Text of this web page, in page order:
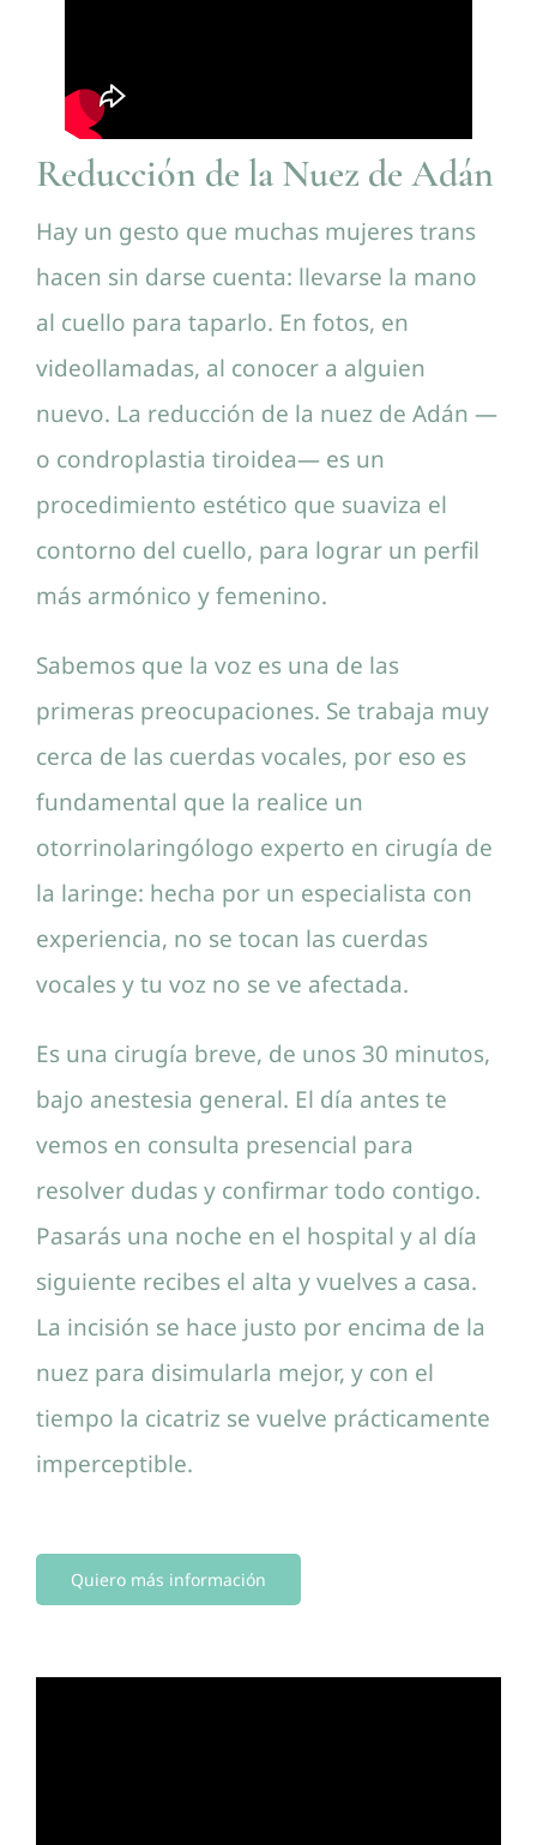
Reducción de la Nuez de Adán
Hay un gesto que muchas mujeres trans
hacen sin darse cuenta: llevarse la mano
al cuello para taparlo. En fotos, en
videollamadas, al conocer a alguien
nuevo. La reducción de la nuez de Adán —
o condroplastia tiroidea— es un
procedimiento estético que suaviza el
contorno del cuello, para lograr un perfil
más armónico y femenino.
Sabemos que la voz es una de las
primeras preocupaciones. Se trabaja muy
cerca de las cuerdas vocales, por eso es
fundamental que la realice un
otorrinolaringólogo experto en cirugía de
la laringe: hecha por un especialista con
experiencia, no se tocan las cuerdas
vocales y tu voz no se ve afectada.
Es una cirugía breve, de unos 30 minutos,
bajo anestesia general. El día antes te
vemos en consulta presencial para
resolver dudas y confirmar todo contigo.
Pasarás una noche en el hospital y al día
siguiente recibes el alta y vuelves a casa.
La incisión se hace justo por encima de la
nuez para disimularla mejor, y con el
tiempo la cicatriz se vuelve prácticamente
imperceptible.
Quiero más información